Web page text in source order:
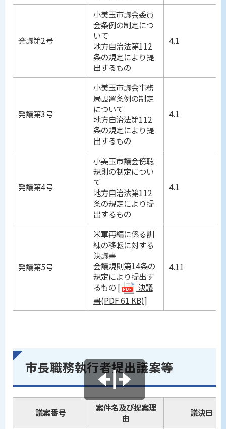
発議第2号
小美玉市議会委員
会条例の制定につ
いて
地方自治法第112
条の規定により提
出するもの
4.1
発議第3号
小美玉市議会事務
局設置条例の制定
について
地方自治法第112
条の規定により提
出するもの
4.1
発議第4号
小美玉市議会傍聴
規則の制定につい
て
地方自治法第112
条の規定により提
出するもの
4.1
発議第5号
米軍再編に係る訓
練の移転に対する
決議書
会議規則第14条の
規定により提出す
るもの [
決議
書(PDF 61 KB)]
4.11
市長職務執行者提出議案等
議案番号
案件名及び提案理
由
議決日